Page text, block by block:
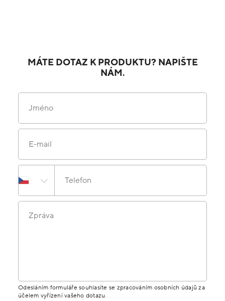
MÁTE DOTAZ K PRODUKTU? NAPIŠTE
NÁM.
Jméno
E-mail
Telefon
Zpráva
Odesláním formuláře souhlasíte se zpracováním osobních údajů za
účelem vyřízení vašeho dotazu.